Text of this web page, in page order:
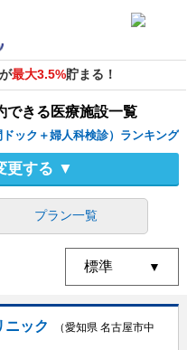
が最大3.5%貯まる！
できる医療施設一覧
ック＋婦人科検診）ランキング
更する ▼
プラン一覧
ック
（愛知県 名古屋市中